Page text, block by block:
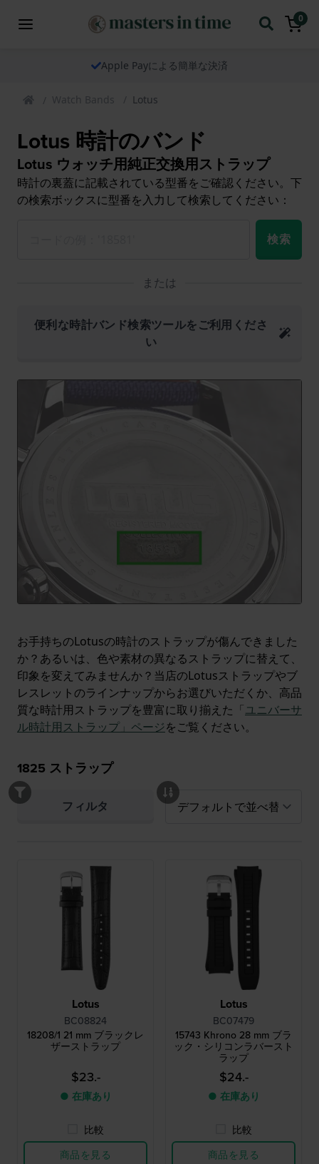
0
当社の時計は世界中へ発送いたします
Watch Bands Lotus
Lotus 時計のバンド
Lotus ウォッチ用純正交換用ストラップ
時計の裏蓋に記載されている型番をご確認ください。下
の検索ボックスに型番を入力して検索してください：
検索
または
便利な時計バンド検索ツールをご利用くださ
い
お手持ちのLotusの時計のストラップが傷んできました
か？あるいは、色や素材の異なるストラップに替えて、
印象を変えてみませんか？当店のLotusストラップやブ
レスレットのラインナップからお選びいただくか、高品
質な時計用ストラップを豊富に取り揃えた「ユニバーサ
ル時計用ストラップ」ページをご覧ください。
1825 ストラップ
フィルタ
Lotus
BC08824
18208/1 21 mm ブラックレ
ザーストラップ
$23.-
● 在庫あり
比較
商品を見る
Lotus
BC07479
15743 Khrono 28 mm ブラ
ック・シリコンラバースト
ラップ
$24.-
● 在庫あり
比較
商品を見る